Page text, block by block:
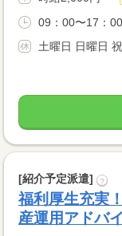
09：00〜17：
土曜日 日曜日
[紹介予定派遣] ?
福利厚生充実
産運用アドバ